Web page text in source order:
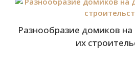
Разнообразие домиков
их